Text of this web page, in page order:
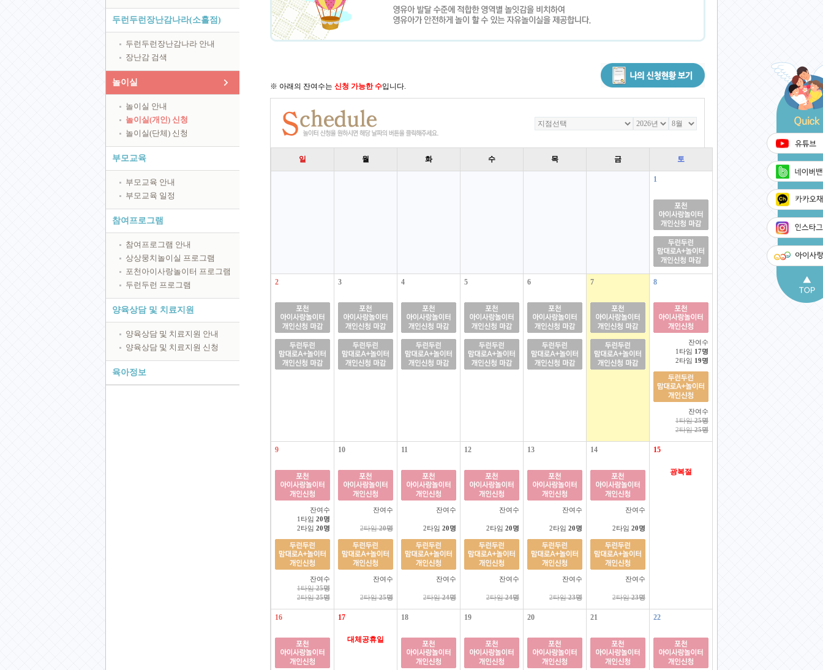
두런두런장난감나라(소흘점)
두런두런장난감나라 안내
장난감 검색
놀이실
놀이실 안내
놀이실(개인) 신청
놀이실(단체) 신청
부모교육
부모교육 안내
부모교육 일정
참여프로그램
참여프로그램 안내
상상뭉치놀이실 프로그램
포천아이사랑놀이터 프로그램
두런두런 프로그램
양육상담 및 치료지원
양육상담 및 치료지원 안내
양육상담 및 치료지원 신청
육아정보
※ 아래의 잔여수는 신청 가능한 수입니다.
일 월 화 수 목 금 토
1
2 3 4 5 6 7 8
잔여수
1타임 17명
2타임 19명
잔여수
1타임25명
2타임25명
9
잔여수
1타임 20명
2타임 20명
잔여수
1타임25명
2타임25명
10
잔여수
2타임20명
잔여수
2타임25명
11
잔여수
2타임 20명
잔여수
2타임24명
12
잔여수
2타임 20명
잔여수
2타임24명
13
잔여수
2타임 20명
잔여수
2타임23명
14
잔여수
2타임 20명
잔여수
2타임23명
15
광복절
16 17
대체공휴일
18 19 20 21 22